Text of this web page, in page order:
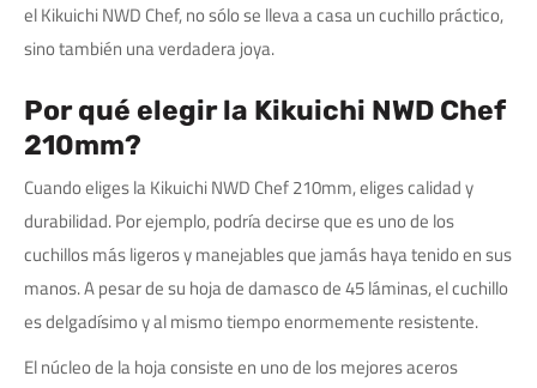
el Kikuichi NWD Chef, no sólo se lleva a casa un cuchillo práctico,
sino también una verdadera joya.
Por qué elegir la Kikuichi NWD Chef
210mm?
Cuando eliges la Kikuichi NWD Chef 210mm, eliges calidad y
durabilidad. Por ejemplo, podría decirse que es uno de los
cuchillos más ligeros y manejables que jamás haya tenido en sus
manos. A pesar de su hoja de damasco de 45 láminas, el cuchillo
es delgadísimo y al mismo tiempo enormemente resistente.
El núcleo de la hoja consiste en uno de los mejores aceros